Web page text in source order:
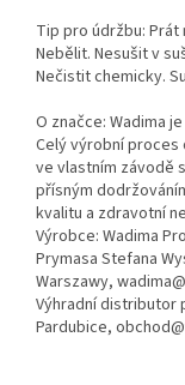
Tip pro údržbu:
Nebělit. Nesušit v
Nečistit chemicky.
O značce: Wadima
Celý výrobní
ve vlastním závodě
přísným
kvalitu a zdravotní
Výrobce: Wadima
Prymasa Stefana
Warszawy,
Výhradní distributor
Pardubice,